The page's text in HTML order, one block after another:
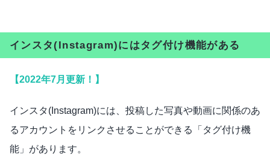
インスタ(Instagram)にはタグ付け機能がある
【2022年7月更新！】
インスタ(Instagram)には、投稿した写真や動画に関係のあ
るアカウントをリンクさせることができる「タグ付け機
能」があります。